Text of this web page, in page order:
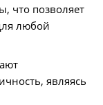
что позволяет
любой
являясь